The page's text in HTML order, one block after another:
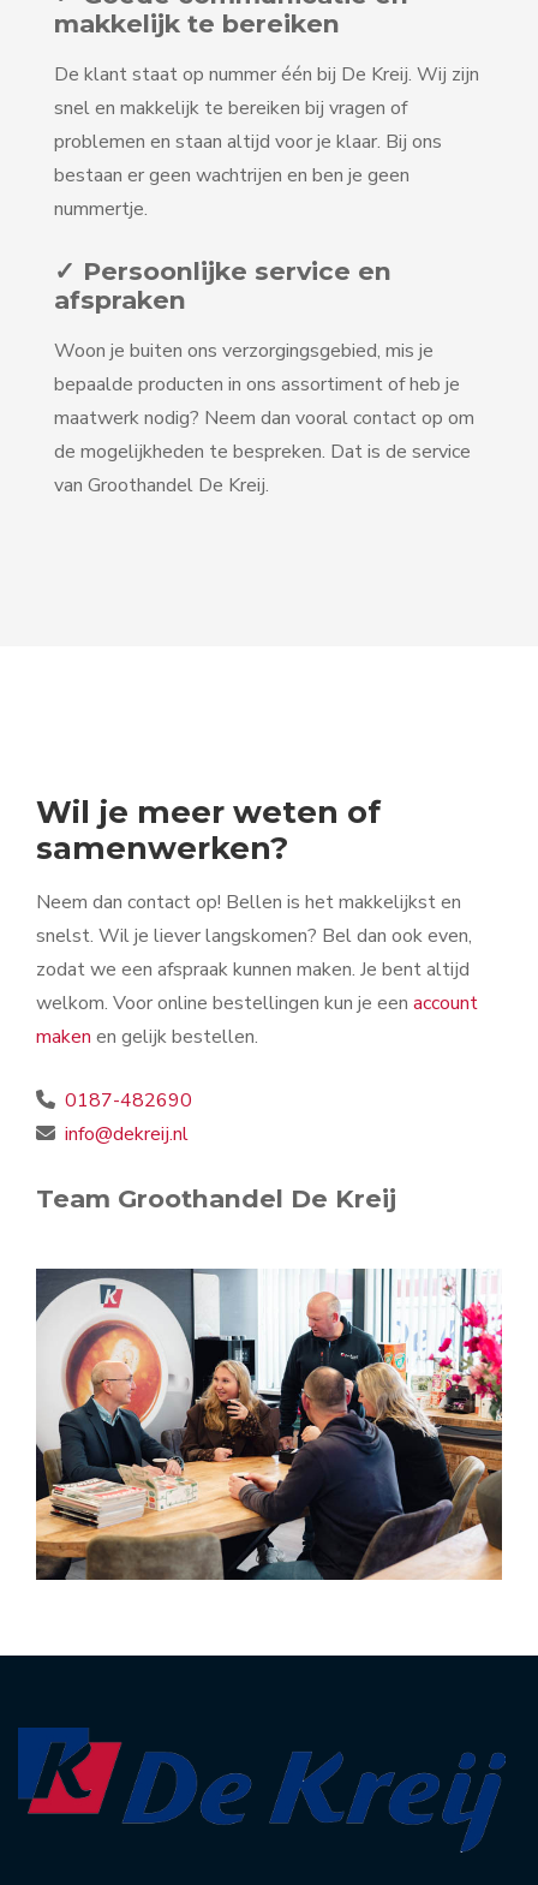
makkelijk te bereiken
De klant staat op nummer één bij De Kreij. Wij zijn
snel en makkelijk te bereiken bij vragen of
problemen en staan altijd voor je klaar. Bij ons
bestaan er geen wachtrijen en ben je geen
nummertje.
✓ Persoonlijke service en
afspraken
Woon je buiten ons verzorgingsgebied, mis je
bepaalde producten in ons assortiment of heb je
maatwerk nodig? Neem dan vooral contact op om
de mogelijkheden te bespreken. Dat is de service
van Groothandel De Kreij.
Wil je meer weten of
samenwerken?
Neem dan contact op! Bellen is het makkelijkst en
snelst. Wil je liever langskomen? Bel dan ook even,
zodat we een afspraak kunnen maken. Je bent altijd
welkom. Voor online bestellingen kun je een account
maken en gelijk bestellen.
0187-482690
info@dekreij.nl
Team Groothandel De Kreij